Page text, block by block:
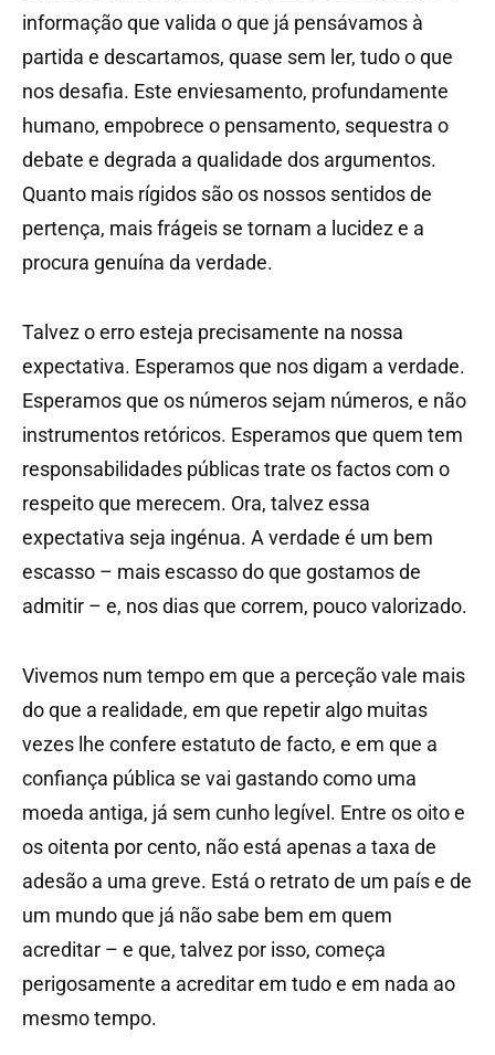
informação que valida o que já pensávamos à
partida e descartamos, quase sem ler, tudo o que
nos desafia. Este enviesamento, profundamente
humano, empobrece o pensamento, sequestra o
debate e degrada a qualidade dos argumentos.
Quanto mais rígidos são os nossos sentidos de
pertença, mais frágeis se tornam a lucidez e a
procura genuína da verdade.
Talvez o erro esteja precisamente na nossa
expectativa. Esperamos que nos digam a verdade.
Esperamos que os números sejam números, e não
instrumentos retóricos. Esperamos que quem tem
responsabilidades públicas trate os factos com o
respeito que merecem. Ora, talvez essa
expectativa seja ingénua. A verdade é um bem
escasso – mais escasso do que gostamos de
admitir – e, nos dias que correm, pouco valorizado.
Vivemos num tempo em que a perceção vale mais
do que a realidade, em que repetir algo muitas
vezes lhe confere estatuto de facto, e em que a
confiança pública se vai gastando como uma
moeda antiga, já sem cunho legível. Entre os oito e
os oitenta por cento, não está apenas a taxa de
adesão a uma greve. Está o retrato de um país e de
um mundo que já não sabe bem em quem
acreditar – e que, talvez por isso, começa
perigosamente a acreditar em tudo e em nada ao
mesmo tempo.